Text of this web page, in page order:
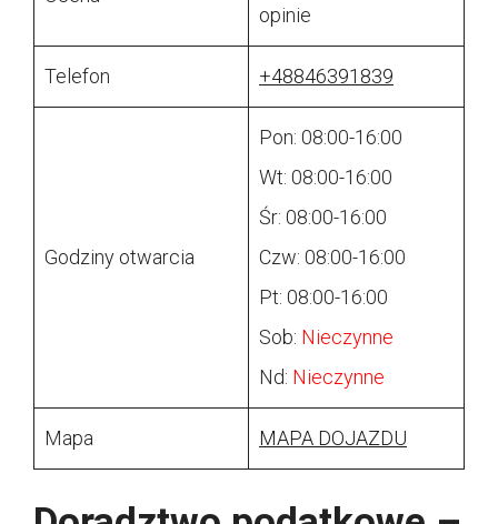
opinie
Telefon +48846391839
Godziny otwarcia
Pon: 08:00-16:00
Wt: 08:00-16:00
Śr: 08:00-16:00
Czw: 08:00-16:00
Pt: 08:00-16:00
Sob: Nieczynne
Nd: Nieczynne
Mapa MAPA DOJAZDU